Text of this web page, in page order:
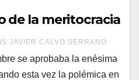
de la meritocracia
JAVIER CALVO SERRANO
se aprobaba la enésima
esta vez la polémica en